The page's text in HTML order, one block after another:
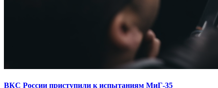
ВКС России приступили к испытаниям МиГ-35